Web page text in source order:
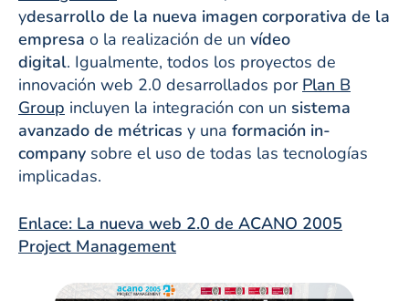
ydesarrollo de la nueva imagen corporativa de la
empresa o la realización de un vídeo
digital. Igualmente, todos los proyectos de
innovación web 2.0 desarrollados por Plan B
Group incluyen la integración con un sistema
avanzado de métricas y una formación in-
company sobre el uso de todas las tecnologías
implicadas.
Enlace: La nueva web 2.0 de ACANO 2005
Project Management